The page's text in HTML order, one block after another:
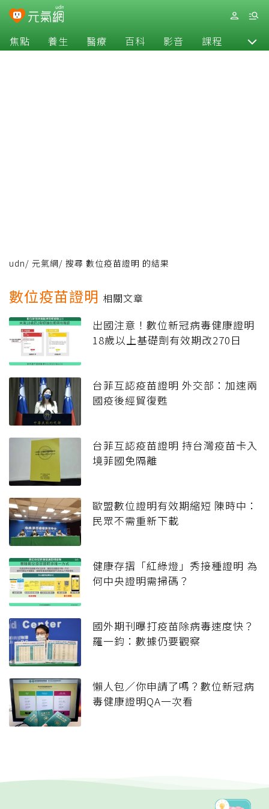
焦點 養生 醫療 百科 影音 課程 退休
udn/ 元氣網/ 搜尋 數位疫苗證明 的結果
數位疫苗證明 相關文章
出國注意！數位新冠病毒健康證明
18歲以上基礎劑有效期改270日
台菲互認疫苗證明 外交部：加速兩
國疫後經貿復甦
台菲互認疫苗證明 持台灣疫苗卡入
境菲國免隔離
歐盟數位證明有效期縮短 陳時中：
民眾不需重新下載
健康存摺「紅綠燈」秀接種證明 為
何中央證明需掃碼？
國外期刊曝打疫苗除病毒速度快？
羅一鈞：數據仍要觀察
懶人包／你申請了嗎？數位新冠病
毒健康證明QA一次看